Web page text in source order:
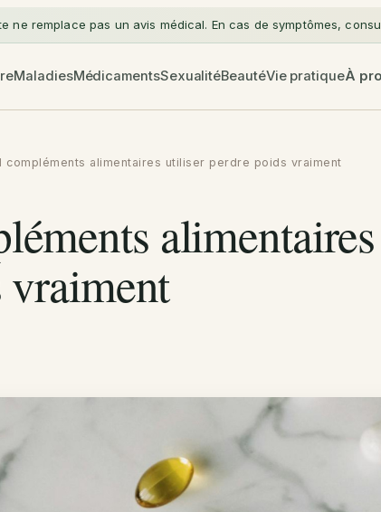
ne remplace pas un avis médical. En cas de symptômes,
MaladiesMédicamentsSexualitéBeautéVie pratiqueÀ
compléments alimentaires utiliser perdre poids vraiment
vraiment